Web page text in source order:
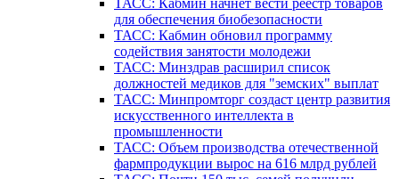
ТАСС: Кабмин начнет вести реестр товаров
для обеспечения биобезопасности
ТАСС: Кабмин обновил программу
содействия занятости молодежи
ТАСС: Минздрав расширил список
должностей медиков для "земских" выплат
ТАСС: Минпромторг создаст центр развития
искусственного интеллекта в
промышленности
ТАСС: Объем производства отечественной
фармпродукции вырос на 616 млрд рублей